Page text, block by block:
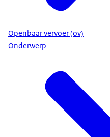
Openbaar vervoer (ov)
Onderwerp